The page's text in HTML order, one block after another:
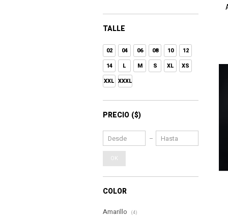
TALLE
02 04 06 08 10
12
14
L M S XL
XS
XXL XXXL
PRECIO ($)
OK
COLOR
Amarillo (4)